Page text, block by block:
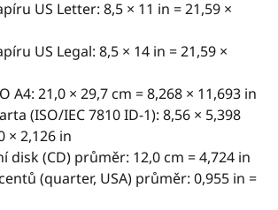
US Letter: 8,5 × 11 in = 21,59 ×
US Legal: 8,5 × 14 in = 21,59 ×
A4: 21,0 × 29,7 cm = 8,268 × 11,693 in
(ISO/IEC 7810 ID-1): 8,56 × 5,398
× 2,126 in
disk (CD) průměr: 12,0 cm = 4,724 in
(quarter, USA) průměr: 0,955 in =